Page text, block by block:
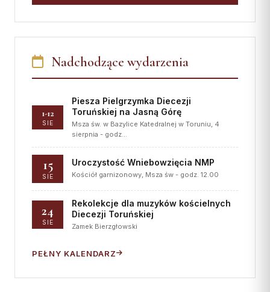
Nadchodzące wydarzenia
1-12
SIE
Piesza Pielgrzymka Diecezji
Toruńskiej na Jasną Górę
Msza św. w Bazylice Katedralnej w Toruniu, 4
sierpnia - godz…
15
SIE
Uroczystość Wniebowzięcia NMP
Kościół garnizonowy, Msza św - godz. 12.00
24
SIE
Rekolekcje dla muzyków kościelnych
Diecezji Toruńskiej
Zamek Bierzgłowski
PEŁNY KALENDARZ